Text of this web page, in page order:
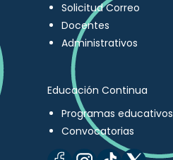
Solicitud Correo
Docentes
Administrativos
Educación Continua
Programas educativos
Convocatorias